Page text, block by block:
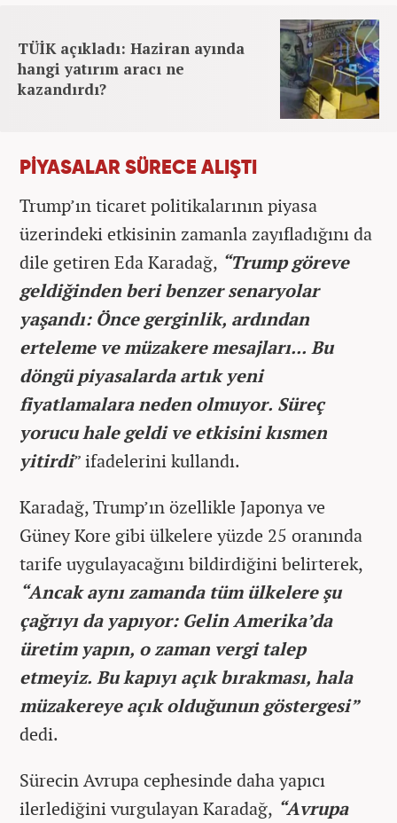
TÜİK açıkladı: Haziran ayında
hangi yatırım aracı ne
kazandırdı?
PİYASALAR SÜRECE ALIŞTI
Trump’ın ticaret politikalarının piyasa
üzerindeki etkisinin zamanla zayıfladığını da
dile getiren Eda Karadağ, “Trump göreve
geldiğinden beri benzer senaryolar
yaşandı: Önce gerginlik, ardından
erteleme ve müzakere mesajları... Bu
döngü piyasalarda artık yeni
fiyatlamalara neden olmuyor. Süreç
yorucu hale geldi ve etkisini kısmen
yitirdi” ifadelerini kullandı.
Karadağ, Trump’ın özellikle Japonya ve
Güney Kore gibi ülkelere yüzde 25 oranında
tarife uygulayacağını bildirdiğini belirterek,
“Ancak aynı zamanda tüm ülkelere şu
çağrıyı da yapıyor: Gelin Amerika’da
üretim yapın, o zaman vergi talep
etmeyiz. Bu kapıyı açık bırakması, hala
müzakereye açık olduğunun göstergesi”
dedi.
Sürecin Avrupa cephesinde daha yapıcı
ilerlediğini vurgulayan Karadağ, “Avrupa